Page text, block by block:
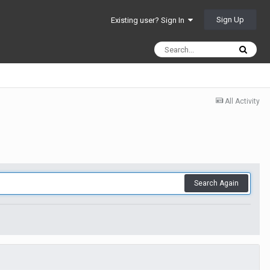
Existing user? Sign In Sign Up
All Activity
Search Again